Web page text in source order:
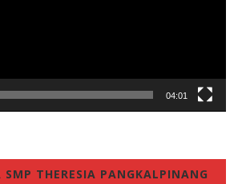
04:01
THERESIA PANGKALPINANG